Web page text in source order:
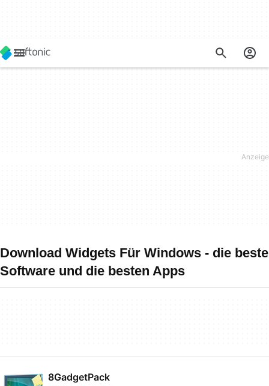
Download Widgets Für Windows - die beste
Software und die besten Apps
8GadgetPack